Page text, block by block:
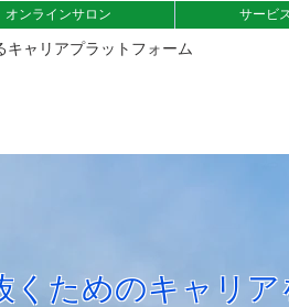
オンラインサロン サービ
ャリアプラットフォーム
くためのキャリ